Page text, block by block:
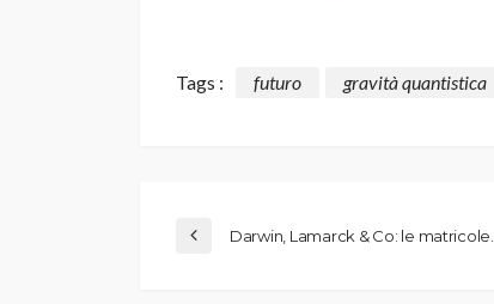
Tags : futuro gravità quantistica
Darwin, Lamarck & Co: le matricole.